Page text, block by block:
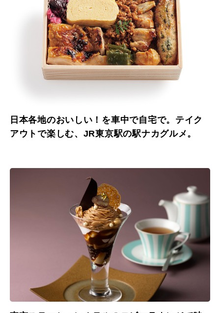
日本各地のおいしい！を車中で自宅で。テイク
アウトで楽しむ、JR東京駅の駅ナカグルメ。